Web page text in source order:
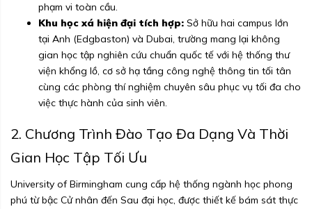
phạm vi toàn cầu.
Khu học xá hiện đại tích hợp: Sở hữu hai campus lớn
tại Anh (Edgbaston) và Dubai, trường mang lại không
gian học tập nghiên cứu chuẩn quốc tế với hệ thống thư
viện khổng lồ, cơ sở hạ tầng công nghệ thông tin tối tân
cùng các phòng thí nghiệm chuyên sâu phục vụ tối đa cho
việc thực hành của sinh viên.
2. Chương Trình Đào Tạo Đa Dạng Và Thời
Gian Học Tập Tối Ưu
University of Birmingham cung cấp hệ thống ngành học phong
phú từ bậc Cử nhân đến Sau đại học, được thiết kế bám sát thực